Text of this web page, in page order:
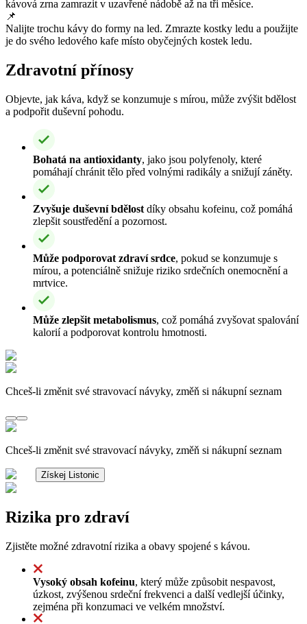
kávová zrna zamrazit v uzavřené nádobě až na tři měsíce.
📌
Nalijte trochu kávy do formy na led. Zmrazte kostky ledu a použijte
je do svého ledového kafe místo obyčejných kostek ledu.
Zdravotní přínosy
Objevte, jak káva, když se konzumuje s mírou, může zvýšit bdělost
a podpořit duševní pohodu.
Bohatá na antioxidanty, jako jsou polyfenoly, které
pomáhají chránit tělo před volnými radikály a snižují záněty.
Zvyšuje duševní bdělost díky obsahu kofeinu, což pomáhá
zlepšit soustředění a pozornost.
Může podporovat zdraví srdce, pokud se konzumuje s
mírou, a potenciálně snižuje riziko srdečních onemocnění a
mrtvice.
Může zlepšit metabolismus, což pomáhá zvyšovat spalování
kalorií a podporovat kontrolu hmotnosti.
Chceš-li změnit své stravovací návyky, změň si nákupní seznam
Chceš-li změnit své stravovací návyky, změň si nákupní seznam
Získej Listonic
Rizika pro zdraví
Zjistěte možné zdravotní rizika a obavy spojené s kávou.
Vysoký obsah kofeinu, který může způsobit nespavost,
úzkost, zvýšenou srdeční frekvenci a další vedlejší účinky,
zejména při konzumaci ve velkém množství.